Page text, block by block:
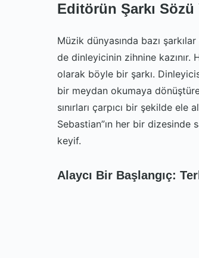
Editörün Şarkı Sözü
Müzik dünyasında bazı
de dinleyicinin zihnine kazınır.
olarak böyle bir şarkı.
bir meydan okumaya
sınırları çarpıcı bir şekilde
Sebastian”ın her bir
keyif.
Alaycı Bir Başlangıç: